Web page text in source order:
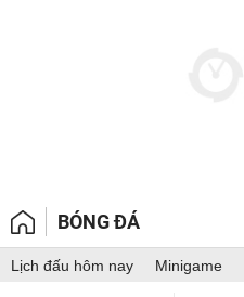
BÓNG ĐÁ
Lịch đấu hôm nay Minigame